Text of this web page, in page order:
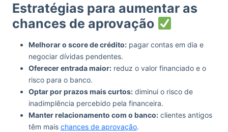
Estratégias para aumentar as
chances de aprovação
Melhorar o score de crédito: pagar contas em dia e
negociar dívidas pendentes.
Oferecer entrada maior: reduz o valor financiado e o
risco para o banco.
Optar por prazos mais curtos: diminui o risco de
inadimplência percebido pela financeira.
Manter relacionamento com o banco: clientes antigos
têm mais chances de aprovação.